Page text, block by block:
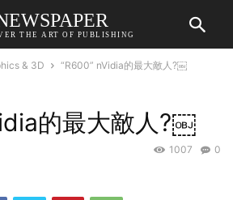
THE ART OF PUBLISHING
& 3D “R600” nVidia的最大敵人?￼
的最大敵人?￼
0
1007